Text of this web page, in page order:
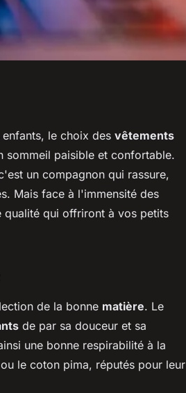
le choix des vêtements
sommeil paisible et confortable.
un compagnon qui rassure,
Mais face à l'immensité des
qualité qui offriront à vos petits
de la bonne matière. Le
de par sa douceur et sa
une bonne respirabilité à la
le coton pima, réputés pour leur